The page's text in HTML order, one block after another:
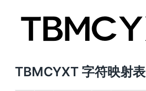
TBMCYXT 字符映射表